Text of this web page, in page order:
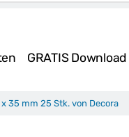
GRATIS Download
35 mm 25 Stk. von Decora